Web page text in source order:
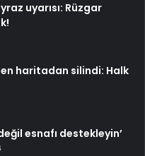
uyarısı: Rüzgar
haritadan silindi: Halk
esnafı destekleyin’